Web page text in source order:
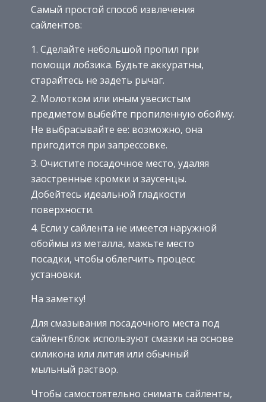
Самый простой способ извлечения
сайлентов:
Сделайте небольшой пропил при
помощи лобзика. Будьте аккуратны,
старайтесь не задеть рычаг.
Молотком или иным увесистым
предметом выбейте пропиленную обойму.
Не выбрасывайте ее: возможно, она
пригодится при запрессовке.
Очистите посадочное место, удаляя
заостренные кромки и заусенцы.
Добейтесь идеальной гладкости
поверхности.
Если у сайлента не имеется наружной
обоймы из металла, мажьте место
посадки, чтобы облегчить процесс
установки.
На заметку!
Для смазывания посадочного места под
сайлентблок используют смазки на основе
силикона или лития или обычный
мыльный раствор.
Чтобы самостоятельно снимать сайленты,